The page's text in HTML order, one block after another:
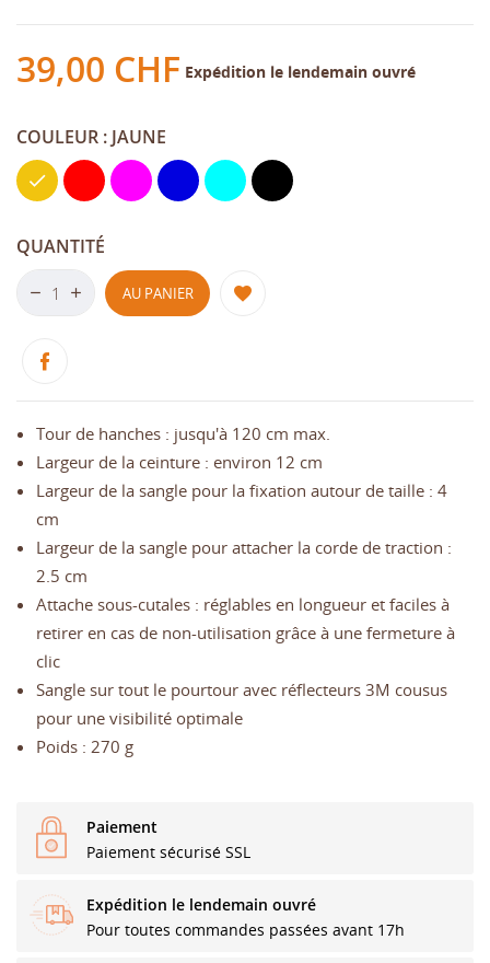
39,00 CHF Expédition le lendemain ouvré
COULEUR : JAUNE
Jaune Rouge Rose Bleu
Bleu
ciel
Noir
QUANTITÉ
AU PANIER
Tour de hanches : jusqu'à 120 cm max.
Largeur de la ceinture : environ 12 cm
Largeur de la sangle pour la fixation autour de taille : 4
cm
Largeur de la sangle pour attacher la corde de traction :
2.5 cm
Attache sous-cutales : réglables en longueur et faciles à
retirer en cas de non-utilisation grâce à une fermeture à
clic
Sangle sur tout le pourtour avec réflecteurs 3M cousus
pour une visibilité optimale
Poids : 270 g
Paiement
Paiement sécurisé SSL
Expédition le lendemain ouvré
Pour toutes commandes passées avant 17h